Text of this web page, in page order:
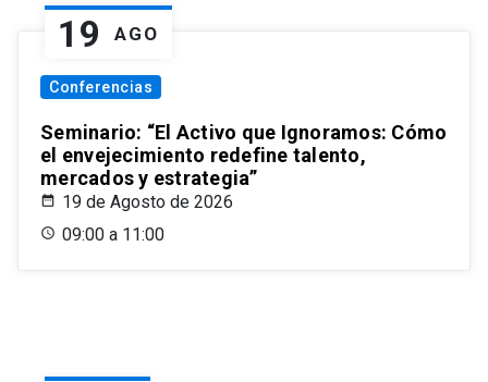
19 AGO
Conferencias
Seminario: “El Activo que Ignoramos: Cómo
el envejecimiento redefine talento,
mercados y estrategia”
19 de Agosto de 2026
09:00 a 11:00